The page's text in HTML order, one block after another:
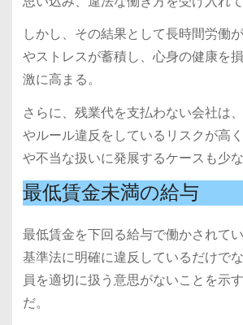
しかし、その結果として長時間労働
やストレスが蓄積し、心身の健康を
激に高まる。
さらに、残業代を支払わない会社は
やルール違反をしているリスクが高
や不当な扱いに発展するケースも少な
最低賃金未満の給与
最低賃金を下回る給与で働かされて
基準法に明確に違反しているだけで
員を適切に扱う意思がないことを示
だ。